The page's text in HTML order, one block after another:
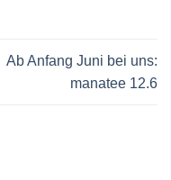
Ab Anfang Juni bei uns:
manatee 12.6